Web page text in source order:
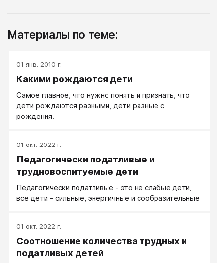
Материалы по теме:
01 янв. 2010 г.
Какими рождаются дети
Самое главное, что нужно понять и признать, что
дети рождаются разными, дети разные с
рождения.
01 окт. 2022 г.
Педагогически податливые и
трудновоспитуемые дети
Педагогически податливые - это не слабые дети,
все дети - сильные, энергичные и сообразительные
01 окт. 2022 г.
Соотношение количества трудных и
податливых детей